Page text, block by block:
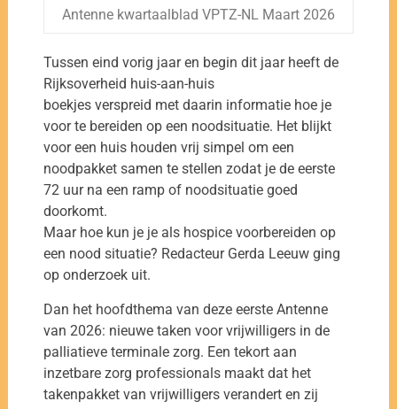
Antenne kwartaalblad VPTZ-NL Maart 2026
Tussen eind vorig jaar en begin dit jaar heeft de
Rijksoverheid huis-aan-huis
boekjes verspreid met daarin informatie hoe je
voor te bereiden op een noodsituatie. Het blijkt
voor een huis houden vrij simpel om een
noodpakket samen te stellen zodat je de eerste
72 uur na een ramp of noodsituatie goed
doorkomt.
Maar hoe kun je je als hospice voorbereiden op
een nood situatie? Redacteur Gerda Leeuw ging
op onderzoek uit.
Dan het hoofdthema van deze eerste Antenne
van 2026: nieuwe taken voor vrijwilligers in de
palliatieve terminale zorg. Een tekort aan
inzetbare zorg professionals maakt dat het
takenpakket van vrijwilligers verandert en zij